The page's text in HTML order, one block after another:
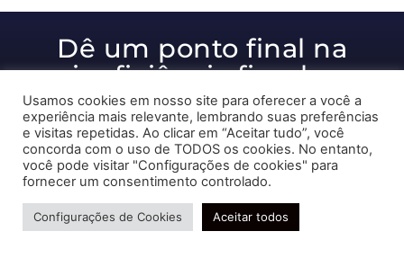
Dê um ponto final na
ineficiência fiscal e
tributária!
Ajudamos você a alcançar
resultados excelentes!
Usamos cookies em nosso site para oferecer a você a
experiência mais relevante, lembrando suas preferências
e visitas repetidas. Ao clicar em “Aceitar tudo”, você
concorda com o uso de TODOS os cookies. No entanto,
você pode visitar "Configurações de cookies" para
fornecer um consentimento controlado.
Configurações de Cookies Aceitar todos
Precisa de ajuda?